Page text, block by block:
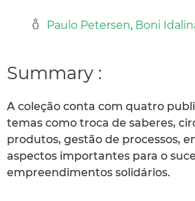
Paulo Petersen, Boni
Summary :
A coleção conta com quatro
temas como troca de saberes,
produtos, gestão de processos,
aspectos importantes para o
empreendimentos solidários.